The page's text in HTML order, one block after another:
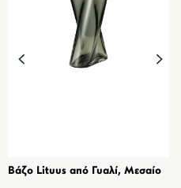
Βάζο Lituus από Γυαλί, Μεσαίο